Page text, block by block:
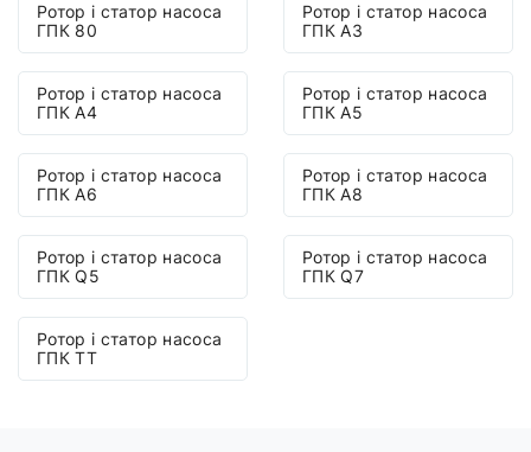
Ротор і статор насоса
ГПК 80
Ротор і статор насоса
ГПК A3
Ротор і статор насоса
ГПК A4
Ротор і статор насоса
ГПК A5
Ротор і статор насоса
ГПК A6
Ротор і статор насоса
ГПК A8
Ротор і статор насоса
ГПК Q5
Ротор і статор насоса
ГПК Q7
Ротор і статор насоса
ГПК TT